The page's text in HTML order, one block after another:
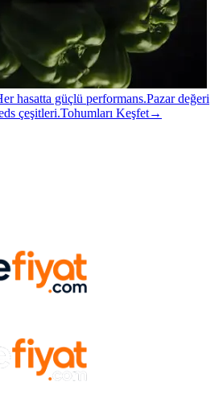
hasatta güçlü performans.Pazar değeri
çeşitleri.Tohumları Keşfet→